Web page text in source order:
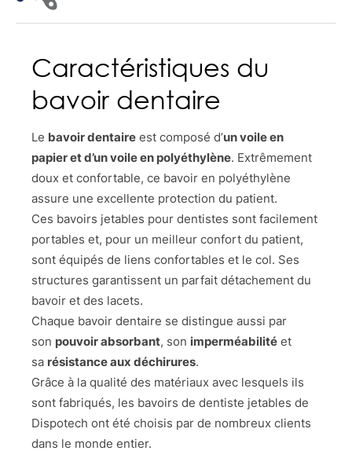
Caractéristiques du
bavoir dentaire
Le bavoir dentaire est composé d’un voile en
papier et d’un voile en polyéthylène. Extrêmement
doux et confortable, ce bavoir en polyéthylène
assure une excellente protection du patient.
Ces bavoirs jetables pour dentistes sont facilement
portables et, pour un meilleur confort du patient,
sont équipés de liens confortables et le col. Ses
structures garantissent un parfait détachement du
bavoir et des lacets.
Chaque bavoir dentaire se distingue aussi par
son pouvoir absorbant, son imperméabilité et
sa résistance aux déchirures.
Grâce à la qualité des matériaux avec lesquels ils
sont fabriqués, les bavoirs de dentiste jetables de
Dispotech ont été choisis par de nombreux clients
dans le monde entier.